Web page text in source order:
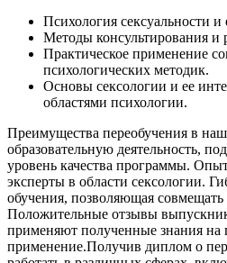
Психология сексуальности и
Методы консультирования и
Практическое применение
психологических методик.
Основы сексологии и ее
областями психологии.
Преимущества переобучения в
образовательную деятельность,
уровень качества программы.
эксперты в области сексологии.
обучения, позволяющая совмещать
Положительные отзывы
применяют полученные знания на
применение.Получив диплом о